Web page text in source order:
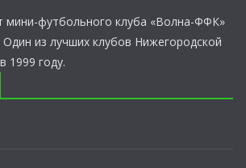
мини-футбольного клуба «Волна-ФФК»
из лучших клубов Нижегородской
1999 году.